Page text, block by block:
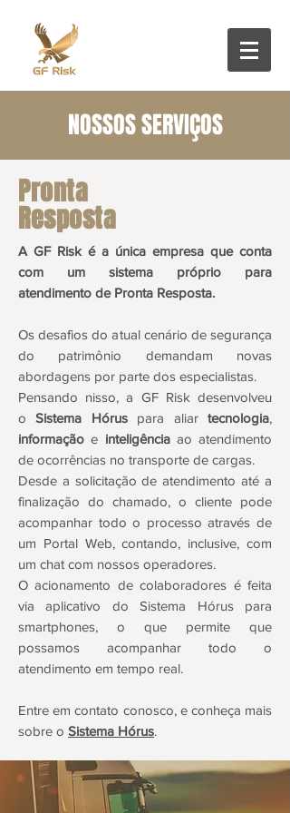
NOSSOS SERVIÇOS
Pronta
Resposta
A GF Risk é a única empresa que conta
com um sistema próprio para
atendimento de Pronta Resposta.
Os desafios do atual cenário de segurança
do patrimônio demandam novas
abordagens por parte dos especialistas.
Pensando nisso, a GF Risk desenvolveu
oSistema Hóruspara aliartecnologia,
informação e inteligênciaao atendimento
de ocorrências no transporte de cargas.
Desde a solicitação de atendimento até a
finalização do chamado, o cliente pode
acompanhar todo o processo através de
um Portal Web, contando, inclusive, com
um chat com nossos operadores.
O acionamento de colaboradores é feita
via aplicativo do Sistema Hórus para
smartphones, o que permite que
possamos acompanhar todo o
atendimento em tempo real.
Entre em contato conosco, e conheça mais
sobre o Sistema Hórus.